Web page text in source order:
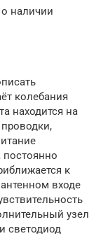
наличии
колебания
находится на
постоянно
к
входе
узел
светодиод